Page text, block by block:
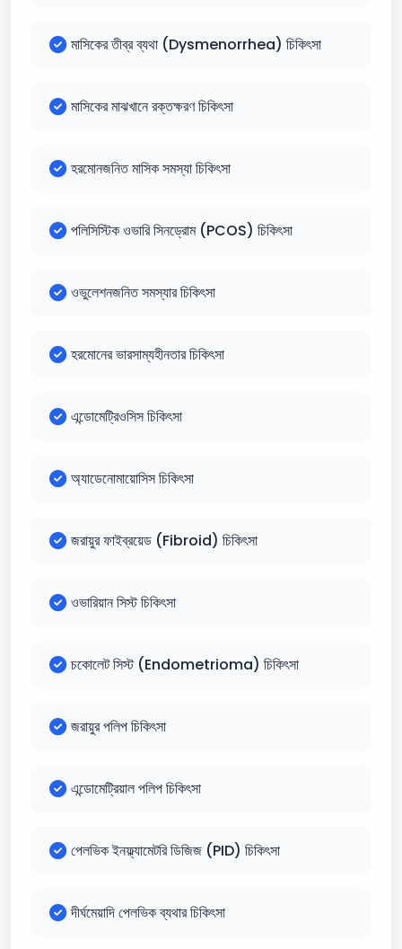
মাসিকের তীব্র ব্যথা (Dysmenorrhea) চিকিৎসা
মাসিকের মাঝখানে রক্তক্ষরণ চিকিৎসা
হরমোনজনিত মাসিক সমস্যা চিকিৎসা
পলিসিস্টিক ওভারি সিনড্রোম (PCOS) চিকিৎসা
ওভুলেশনজনিত সমস্যার চিকিৎসা
হরমোনের ভারসাম্যহীনতার চিকিৎসা
এন্ডোমেট্রিওসিস চিকিৎসা
অ্যাডেনোমায়োসিস চিকিৎসা
জরায়ুর ফাইব্রয়েড (Fibroid) চিকিৎসা
ওভারিয়ান সিস্ট চিকিৎসা
চকোলেট সিস্ট (Endometrioma) চিকিৎসা
জরায়ুর পলিপ চিকিৎসা
এন্ডোমেট্রিয়াল পলিপ চিকিৎসা
পেলভিক ইনফ্ল্যামেটরি ডিজিজ (PID) চিকিৎসা
দীর্ঘমেয়াদি পেলভিক ব্যথার চিকিৎসা